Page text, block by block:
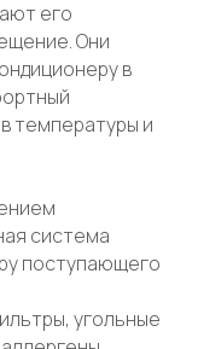
его
Они
в
температуры и
система
поступающего
угольные